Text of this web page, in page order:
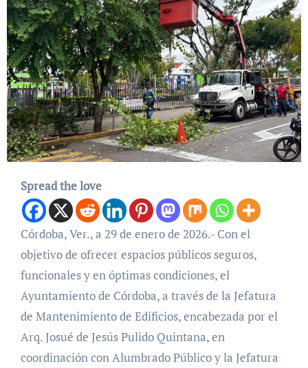
Spread the love
Córdoba, Ver., a 29 de enero de 2026.- Con el
objetivo de ofrecer espacios públicos seguros,
funcionales y en óptimas condiciones, el
Ayuntamiento de Córdoba, a través de la Jefatura
de Mantenimiento de Edificios, encabezada por el
Arq. Josué de Jesús Pulido Quintana, en
coordinación con Alumbrado Público y la Jefatura